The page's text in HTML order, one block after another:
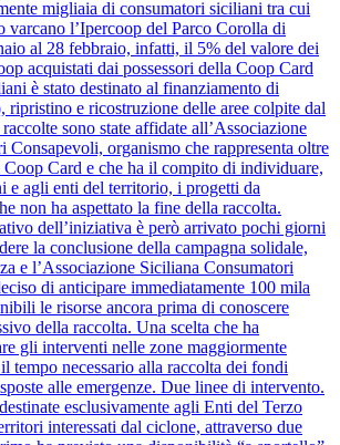
migliaia di consumatori siciliani tra cui
varcano l’Ipercoop del Parco Corolla di
al 28 febbraio, infatti, il 5% del valore dei
acquistati dai possessori della Coop Card
è stato destinato al finanziamento di
ripristino e ricostruzione delle aree colpite dal
sono state affidate all’Associazione
Consapevoli, organismo che rappresenta oltre
Card e che ha il compito di individuare,
e agli enti del territorio, i progetti da
non ha aspettato la fine della raccolta.
dell’iniziativa è però arrivato pochi giorni
la conclusione della campagna solidale,
e l’Associazione Siciliana Consumatori
di anticipare immediatamente 100 mila
le risorse ancora prima di conoscere
della raccolta. Una scelta che ha
gli interventi nelle zone maggiormente
tempo necessario alla raccolta dei fondi
alle emergenze. Due linee di intervento.
esclusivamente agli Enti del Terzo
interessati dal ciclone, attraverso due